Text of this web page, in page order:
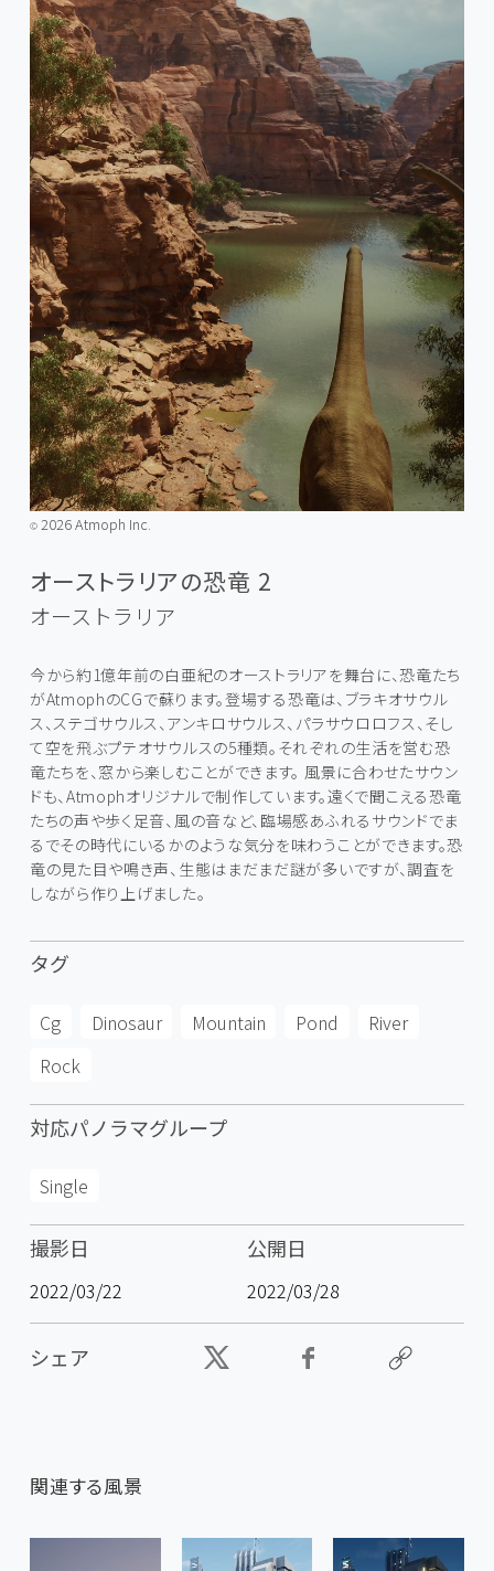
©️2026 Atmoph Inc.
オーストラリアの恐竜 2
オーストラリア
今から約1億年前の白亜紀のオーストラリアを舞台に、恐竜たち
がAtmophのCGで蘇ります。登場する恐竜は、ブラキオサウル
ス、ステゴサウルス、アンキロサウルス、パラサウロロフス、そし
て空を飛ぶプテオサウルスの5種類。それぞれの生活を営む恐
竜たちを、窓から楽しむことができます。 風景に合わせたサウン
ドも、Atmophオリジナルで制作しています。遠くで聞こえる恐竜
たちの声や歩く足音、風の音など、臨場感あふれるサウンドでま
るでその時代にいるかのような気分を味わうことができます。恐
竜の見た目や鳴き声、生態はまだまだ謎が多いですが、調査を
しながら作り上げました。
タグ
Cg Dinosaur Mountain Pond
River
Rock
対応パノラマグループ
Single
撮影日
2022/03/22
公開日
2022/03/28
シェア
関連する風景